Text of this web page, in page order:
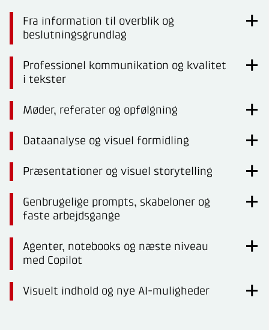
Fra information til overblik og
beslutningsgrundlag
Professionel kommunikation og kvalitet
i tekster
Møder, referater og opfølgning
Dataanalyse og visuel formidling
Præsentationer og visuel storytelling
Genbrugelige prompts, skabeloner og
faste arbejdsgange
Agenter, notebooks og næste niveau
med Copilot
Visuelt indhold og nye AI-muligheder